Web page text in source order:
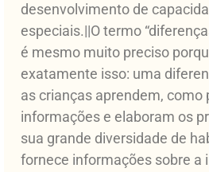
desenvolvimento de
especiais.||O termo
é mesmo muito preciso
exatamente isso: uma
as crianças aprendem, como
informações e elaboram os
sua grande diversidade de
fornece informações sobre a